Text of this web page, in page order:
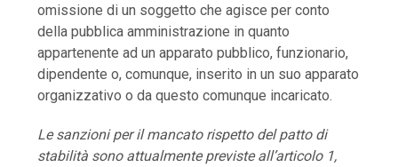
omissione di un soggetto che agisce per conto
della pubblica amministrazione in quanto
appartenente ad un apparato pubblico, funzionario,
dipendente o, comunque, inserito in un suo apparato
organizzativo o da questo comunque incaricato.
Le sanzioni per il mancato rispetto del patto di
stabilità sono attualmente previste all’articolo 1,